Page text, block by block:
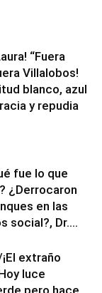
“Fuera
Villalobos!
blanco, azul
y repudia
fue lo que
¿Derrocaron
en las
social?, Dr....
extraño
luce